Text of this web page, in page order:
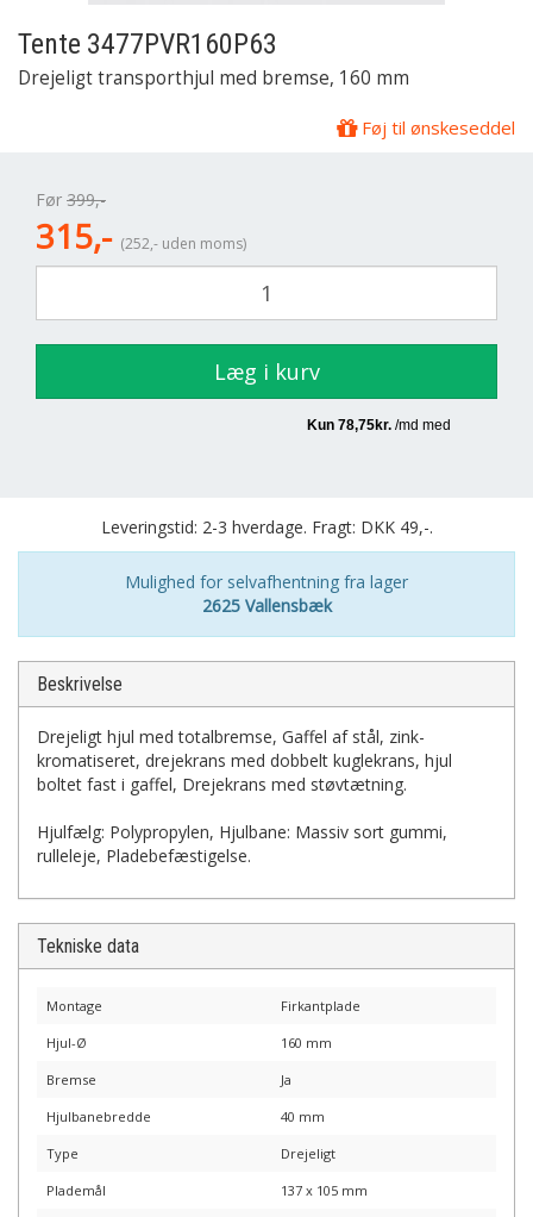
Tente 3477PVR160P63
Drejeligt transporthjul med bremse, 160 mm
Føj til ønskeseddel
Før 399,-
315,- (252,- uden moms)
Læg i kurv
Leveringstid: 2-3 hverdage. Fragt: DKK 49,-.
Mulighed for selvafhentning fra lager
2625 Vallensbæk
Beskrivelse
Drejeligt hjul med totalbremse, Gaffel af stål, zink-
kromatiseret, drejekrans med dobbelt kuglekrans, hjul
boltet fast i gaffel, Drejekrans med støvtætning.
Hjulfælg: Polypropylen, Hjulbane: Massiv sort gummi,
rulleleje, Pladebefæstigelse.
Tekniske data
Montage Firkantplade
Hjul-Ø 160 mm
Bremse Ja
Hjulbanebredde 40 mm
Type Drejeligt
Plademål 137 x 105 mm